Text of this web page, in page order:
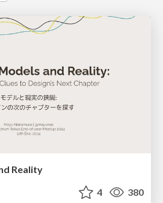
Reality
4 380